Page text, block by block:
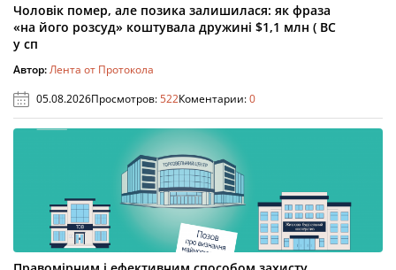
Чоловік помер, але позика залишилася: як фраза
«на його розсуд» коштувала дружині $1,1 млн ( ВС
у сп
Автор:Лента от Протокола
05.08.2026Просмотров:522Коментарии:0